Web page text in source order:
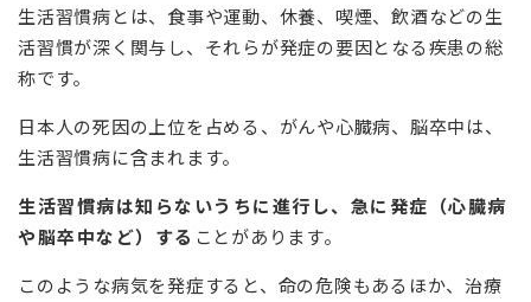
生活習慣病とは、食事や運動、休養、喫煙、飲酒などの生
活習慣が深く関与し、それらが発症の要因となる疾患の総
称です。
日本人の死因の上位を占める、がんや心臓病、脳卒中は、
生活習慣病に含まれます。
生活習慣病は知らないうちに進行し、急に発症（心臓病
や脳卒中など）する ことがあります。
このような病気を発症すると、命の危険もあるほか、治療